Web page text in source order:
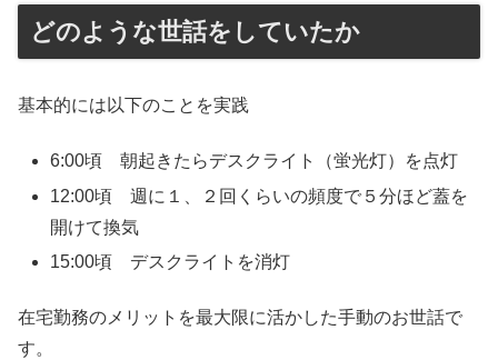
どのような世話をしていたか
基本的には以下のことを実践
6:00頃 朝起きたらデスクライト（蛍光灯）を点灯
12:00頃 週に１、２回くらいの頻度で５分ほど蓋を
開けて換気
15:00頃 デスクライトを消灯
在宅勤務のメリットを最大限に活かした手動のお世話で
す。